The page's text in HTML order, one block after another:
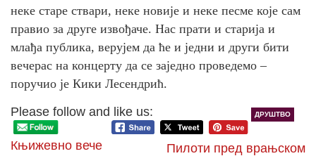
неке старе ствари, неке новије и неке песме које сам
правио за друге извођаче. Нас прати и старија и
млађа публика, верујем да ће и једни и други бити
вечерас на концерту да се заједно проведемо –
поручио је Кики Лесендрић.
Please follow and like us:
ДРУШТВО
Књижевно вече
Пилоти пред врањском